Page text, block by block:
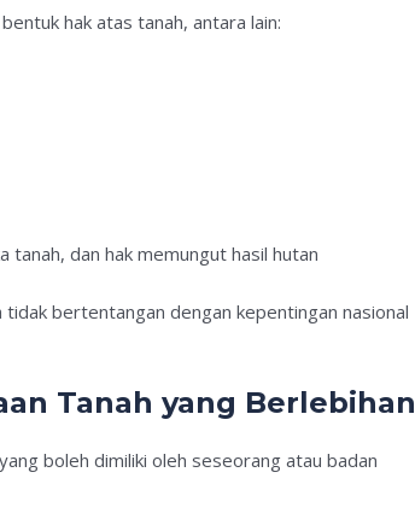
hak atas tanah, antara lain:
tanah, dan hak memungut hasil hutan
bertentangan dengan kepentingan nasional
Tanah yang Berlebihan
boleh dimiliki oleh seseorang atau badan